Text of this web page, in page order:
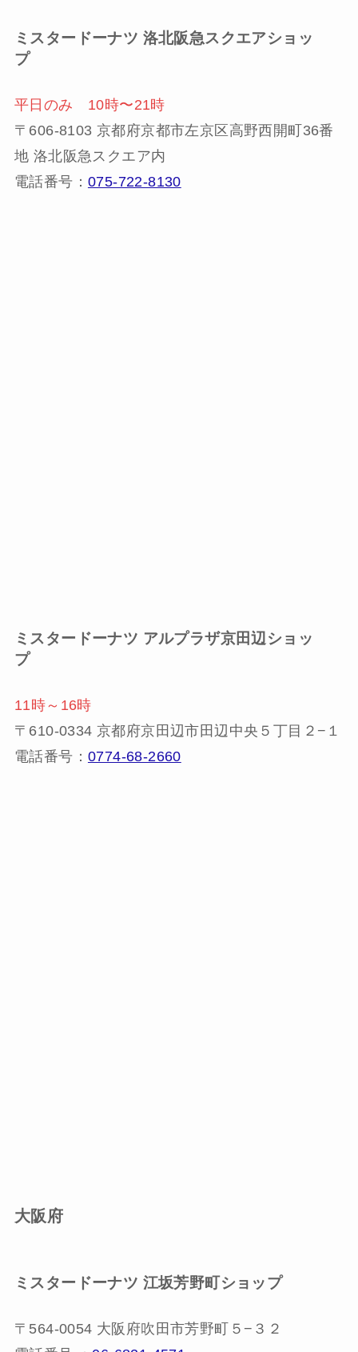
ミスタードーナツ 洛北阪急スクエアショッ
プ
平日のみ 10時〜21時
〒606-8103 京都府京都市左京区高野西開町36番
地 洛北阪急スクエア内
電話番号： 075-722-8130
ミスタードーナツ アルプラザ京田辺ショッ
プ
11時～16時
〒610-0334 京都府京田辺市田辺中央５丁目２−１
電話番号： 0774-68-2660
大阪府
ミスタードーナツ 江坂芳野町ショップ
〒564-0054 大阪府吹田市芳野町５−３２